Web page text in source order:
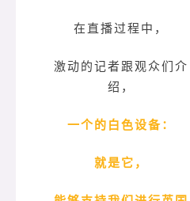
在直播过程中，
激动的记者跟观众们介
绍，
一个的白色设备：
就是它，